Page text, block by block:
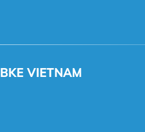
BKE VIETNAM